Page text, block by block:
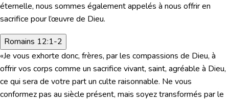
éternelle, nous sommes également appelés à nous offrir en
sacrifice pour l’œuvre de Dieu.
Romains 12:1-2
«Je vous exhorte donc, frères, par les compassions de Dieu, à
offrir vos corps comme un sacrifice vivant, saint, agréable à Dieu,
ce qui sera de votre part un culte raisonnable. Ne vous
conformez pas au siècle présent, mais soyez transformés par le